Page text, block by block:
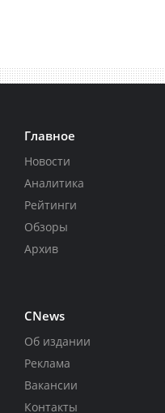
Главное
Новости
Аналитика
Рейтинги
Обзоры
Архив
CNews
Об издании
Реклама
Вакансии
Контакты